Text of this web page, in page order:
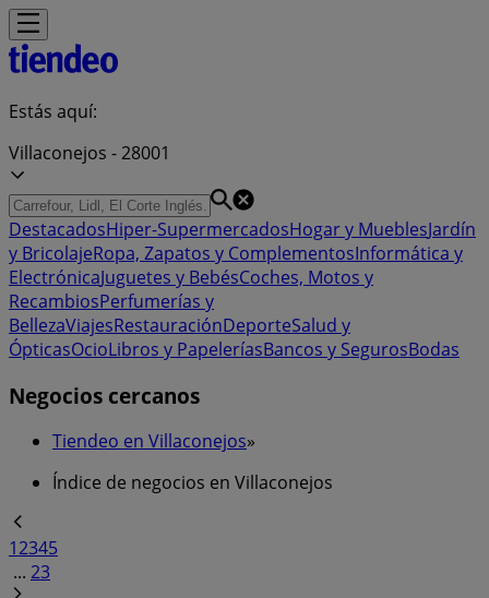
Estás aquí:
Villaconejos - 28001
DestacadosHiper-SupermercadosHogar y MueblesJardín
y BricolajeRopa, Zapatos y ComplementosInformática y
ElectrónicaJuguetes y BebésCoches, Motos y
RecambiosPerfumerías y
BellezaViajesRestauraciónDeporteSalud y
ÓpticasOcioLibros y PapeleríasBancos y SegurosBodas
Negocios cercanos
Tiendeo en Villaconejos»
Índice de negocios en Villaconejos
12345
... 23